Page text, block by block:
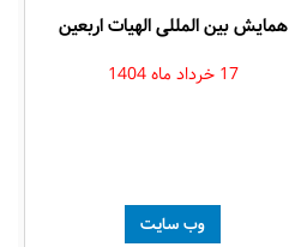
همایش بین المللی الهیات اربعین
17 خرداد ماه 1404
وب سایت